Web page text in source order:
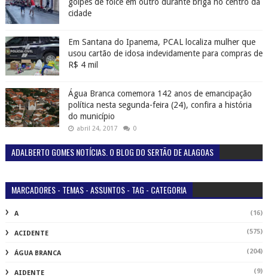
cidade
Em Santana do Ipanema, PCAL localiza mulher que
usou cartão de idosa indevidamente para compras de
R$ 4 mil
Água Branca comemora 142 anos de emancipação
política nesta segunda-feira (24), confira a história
do município
abril 24, 2017 0
ADALBERTO GOMES NOTÍCIAS. O BLOG DO SERTÃO DE ALAGOAS
MARCADORES - TEMAS - ASSUNTOS - TAG - CATEGORIA
A (16)
ACIDENTE (575)
ÁGUA BRANCA (204)
AIDENTE (9)